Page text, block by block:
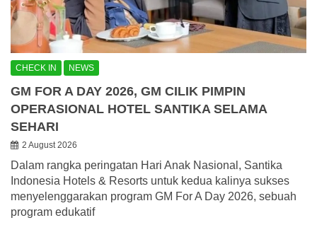
CHECK IN NEWS
GM FOR A DAY 2026, GM CILIK PIMPIN
OPERASIONAL HOTEL SANTIKA SELAMA
SEHARI
2 August 2026
Dalam rangka peringatan Hari Anak Nasional, Santika
Indonesia Hotels & Resorts untuk kedua kalinya sukses
menyelenggarakan program GM For A Day 2026, sebuah
program edukatif